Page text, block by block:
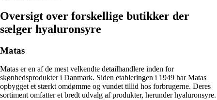
Oversigt over forskellige butikker der
sælger hyaluronsyre
Matas
Matas er en af de mest velkendte detailhandlere inden for
skønhedsprodukter i Danmark. Siden etableringen i 1949 har Matas
opbygget et stærkt omdømme og vundet tillid hos forbrugerne. Deres
sortiment omfatter et bredt udvalg af produkter, herunder hyaluronsyre.